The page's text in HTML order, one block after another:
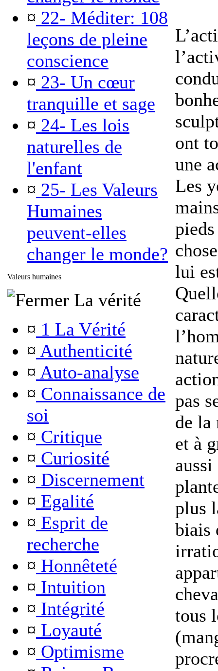
¤ 22- Méditer: 108
leçons de pleine
conscience
¤ 23- Un cœur
tranquille et sage
¤ 24- Les lois
naturelles de
l'enfant
¤ 25- Les Valeurs
Humaines
peuvent-elles
changer le monde?
Valeurs humaines
La vérité
¤ 1 La Vérité
¤ Authenticité
¤ Auto-analyse
¤ Connaissance de
soi
¤ Critique
¤ Curiosité
¤ Discernement
¤ Egalité
¤ Esprit de
recherche
¤ Honnêteté
¤ Intuition
¤ Intégrité
¤ Loyauté
¤ Optimisme
ont
une
Les
lui
pas
de la
et à
plus
biais
tous